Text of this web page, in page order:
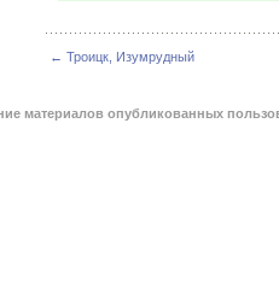
← Троицк, Изумрудный
материалов опубликованных